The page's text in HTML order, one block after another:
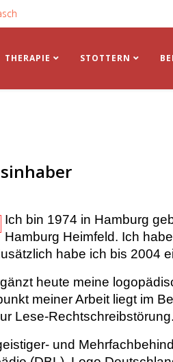
THERAPIE STOTTERN
Ich bin 1974 in Hamburg
Hamburg Heimfeld. Ich
habe ich bis 2004
heute meine
meiner Arbeit liegt im
Lese-Rechtschreibstörung.
und